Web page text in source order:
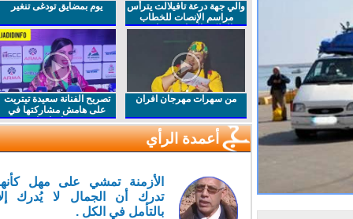
والي جهة درعة تافيلالت يترأس
مراسم الإنصات للخطاب
الملكي السامي بمناسبة
يوم بمضايق تودغى تنغير
من سهرات مهرجان افران
تصريح الفنانة سعيدة تيتريت
على هامش مشاركتها في
مهرجان افران
أعمدة الرأي
الأزمنة تمشي على مهل كأنها
تدرك أن الجمال لا يُدرك إلا
بالتأمل في الكل .